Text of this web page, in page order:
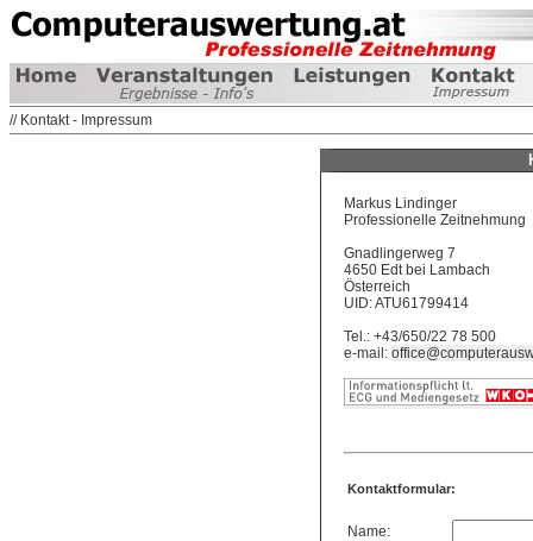
// Kontakt - Impressum
Markus Lindinger
Professionelle Zeitnehmung
Gnadlingerweg 7
4650 Edt bei Lambach
Österreich
UID: ATU61799414
Tel.: +43/650/22 78 500
e-mail:
Kontaktformular:
Name: